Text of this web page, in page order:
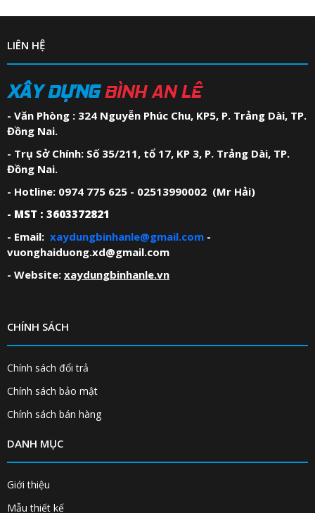
LIÊN HỆ
XÂY DỰNG BÌNH AN LÊ
- Văn Phòng : 324 Nguyễn Phúc Chu, KP5, P. Trảng Dài, TP.
Đồng Nai.
- Trụ Sở Chính: Số 35/211, tổ 17, KP 3, P. Trảng Dài, TP.
Đồng Nai.
- Hotline: 0974 775 625 - 02513990002 (Mr Hải)
- MST : 3603372821
- Email: xaydungbinhanle@gmail.com -
vuonghaiduong.xd@gmail.com
- Website: xaydungbinhanle.vn
CHÍNH SÁCH
Chính sách đổi trả
Chính sách bảo mật
Chính sách bán hàng
DANH MỤC
Giới thiệu
Mẫu thiết kế